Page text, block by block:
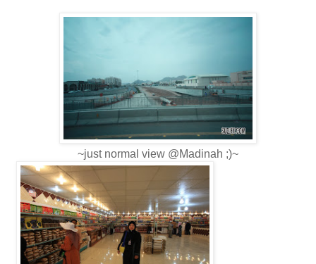
~just normal view @Madinah ;)~